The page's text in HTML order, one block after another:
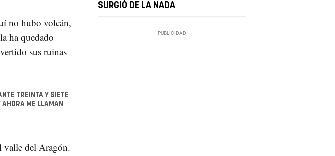
no hubo volcán,
ha quedado
sus ruinas
TREINTA Y SIETE
ME LLAMAN
valle del Aragón.
SURGIÓ DE LA NADA